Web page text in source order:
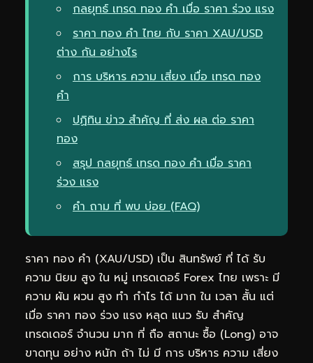
กลยุทธ์ เทรด ทอง คำ เมื่อ ราคา ร่วง แรง
ราคา ทอง คำ ไทย กับ ราคา XAU/USD
ต่าง กัน อย่างไร
การ บริหาร ความ เสี่ยง เมื่อ เทรด ทอง
คำ
ปฏิทิน ข่าว สำคัญ ที่ ส่ง ผล ต่อ ราคา
ทอง
สรุป กลยุทธ์ เทรด ทอง คำ เมื่อ ราคา
ร่วง แรง
คำ ถาม ที่ พบ บ่อย (FAQ)
ราคา ทอง คำ (XAU/USD) เป็น สินทรัพย์ ที่ ได้ รับ
ความ นิยม สูง ใน หมู่ เทรดเดอร์ Forex ไทย เพราะ มี
ความ ผัน ผวน สูง ทำ กำไร ได้ มาก ใน เวลา สั้น แต่
เมื่อ ราคา ทอง ร่วง แรง หลุด แนว รับ สำคัญ
เทรดเดอร์ จำนวน มาก ที่ ถือ สถานะ ซื้อ (Long) อาจ
ขาดทุน อย่าง หนัก ถ้า ไม่ มี การ บริหาร ความ เสี่ยง